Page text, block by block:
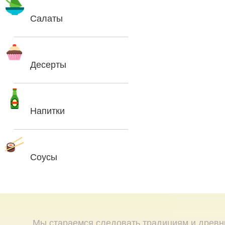
Салаты
Десерты
Напитки
Соусы
Мы стараемся следовать традициям и